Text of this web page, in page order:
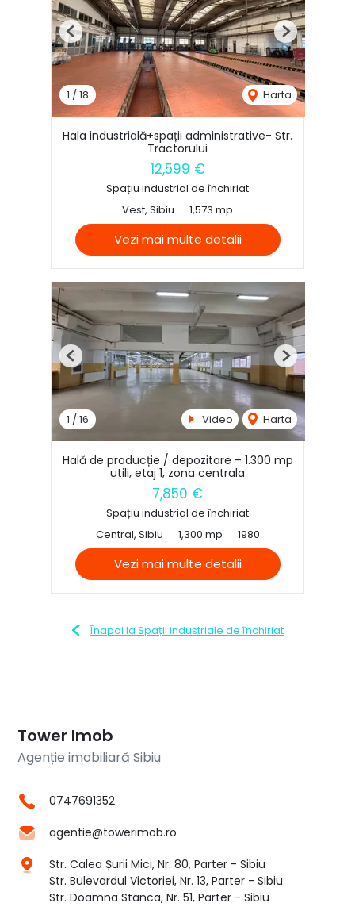
1 /18 Harta
Previous Next
Hala industrială+spații administrative- Str.
Tractorului
12,599 €
Spațiu industrial de închiriat
Vest, Sibiu
1,573 mp
Vezi mai multe detalii
1 /16 Video Harta
Previous Next
Hală de producție / depozitare – 1.300 mp
utili, etaj 1, zona centrala
7,850 €
Spațiu industrial de închiriat
Central, Sibiu
1,300 mp 1980
Vezi mai multe detalii
Înapoi la Spații industriale de închiriat
Tower Imob
Agenție imobiliară Sibiu
0747691352
agentie@towerimob.ro
Str. Calea Șurii Mici, Nr. 80, Parter - Sibiu
Str. Bulevardul Victoriei, Nr. 13, Parter - Sibiu
Str. Doamna Stanca, Nr. 51, Parter - Sibiu